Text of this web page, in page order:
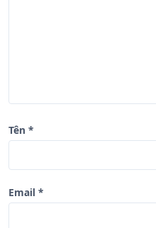
Tên *
Email *